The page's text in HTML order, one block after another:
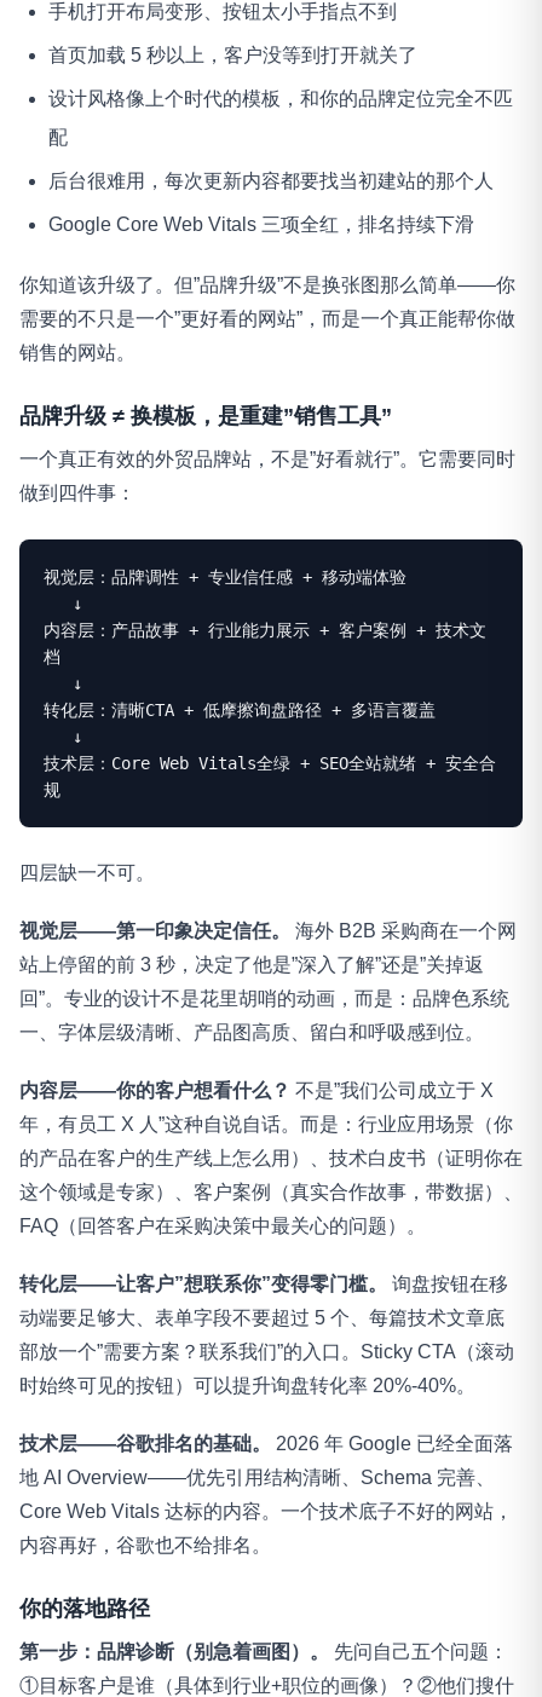
手机打开布局变形、按钮太小手指点不到
首页加载 5 秒以上，客户没等到打开就关了
设计风格像上个时代的模板，和你的品牌定位完全不匹
配
后台很难用，每次更新内容都要找当初建站的那个人
Google Core Web Vitals 三项全红，排名持续下滑
你知道该升级了。但”品牌升级”不是换张图那么简单——你
需要的不只是一个”更好看的网站”，而是一个真正能帮你做
销售的网站。
品牌升级 ≠ 换模板，是重建”销售工具”
一个真正有效的外贸品牌站，不是”好看就行”。它需要同时
做到四件事：
视觉层：品牌调性 + 专业信任感 + 移动端体验
内容层：产品故事 + 行业能力展示 + 客户案例 + 技术文
档
转化层：清晰CTA + 低摩擦询盘路径 + 多语言覆盖
技术层：Core Web Vitals全绿 + SEO全站就绪 + 安全合
规
四层缺一不可。
视觉层——第一印象决定信任。
海外 B2B 采购商在一个网
站上停留的前 3 秒，决定了他是”深入了解”还是”关掉返
回”。专业的设计不是花里胡哨的动画，而是：品牌色系统
一、字体层级清晰、产品图高质、留白和呼吸感到位。
内容层——你的客户想看什么？ 不是”我们公司成立于 X
年，有员工 X 人”这种自说自话。而是：行业应用场景（你
的产品在客户的生产线上怎么用）、技术白皮书（证明你在
这个领域是专家）、客户案例（真实合作故事，带数据）、
FAQ（回答客户在采购决策中最关心的问题）。
转化层——让客户”想联系你”变得零门槛。
询盘按钮在移
动端要足够大、表单字段不要超过 5 个、每篇技术文章底
部放一个”需要方案？联系我们”的入口。Sticky CTA（滚动
时始终可见的按钮）可以提升询盘转化率 20%-40%。
技术层——谷歌排名的基础。
2026 年 Google 已经全面落
地 AI Overview——优先引用结构清晰、Schema 完善、
Core Web Vitals 达标的内容。一个技术底子不好的网站，
内容再好，谷歌也不给排名。
你的落地路径
第一步：品牌诊断（别急着画图）。
先问自己五个问题：
①目标客户是谁（具体到行业+职位的画像）？②他们搜什